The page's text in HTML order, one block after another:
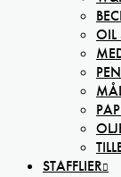
OIL
STAFFLIER